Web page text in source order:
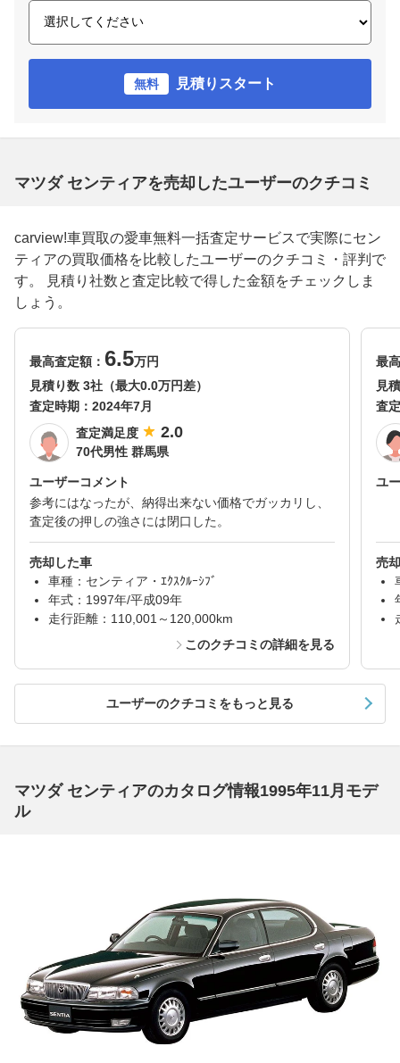
無料 見積りスタート
マツダ センティアを売却したユーザーのクチコミ
carview!車買取の愛車無料一括査定サービスで実際にセン
ティアの買取価格を比較したユーザーのクチコミ・評判で
す。 見積り社数と査定比較で得した金額をチェックしま
しょう。
最高査定額： 6.5万円
見積り数 3社（最大0.0万円差）
査定時期： 2024年7月
査定満足度
2.0
70代男性 群馬県
ユーザーコメント
参考にはなったが、納得出来ない価格でガッカリし、
査定後の押しの強さには閉口した。
売却した車
車種：センティア・ｴｸｽｸﾙｰｼﾌﾞ
年式：1997年/平成09年
走行距離：110,001～120,000km
このクチコミの詳細を見る
最
見
査
ユ
売
ユーザーのクチコミをもっと見る
マツダ センティアのカタログ情報1995年11月モデ
ル